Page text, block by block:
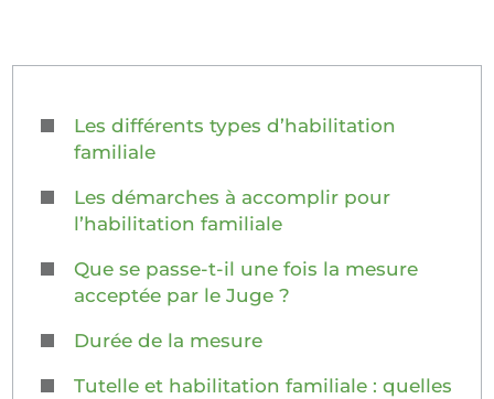
Les différents types d’habilitation
familiale
Les démarches à accomplir pour
l’habilitation familiale
Que se passe-t-il une fois la mesure
acceptée par le Juge ?
Durée de la mesure
Tutelle et habilitation familiale : quelles